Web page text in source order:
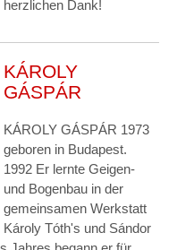
herzlichen Dank!
KÁROLY
GÁSPÁR
KÁROLY GÁSPÁR 1973
geboren in Budapest.
1992 Er lernte Geigen-
und Bogenbau in der
gemeinsamen Werkstatt
Károly Tóth's und Sándor